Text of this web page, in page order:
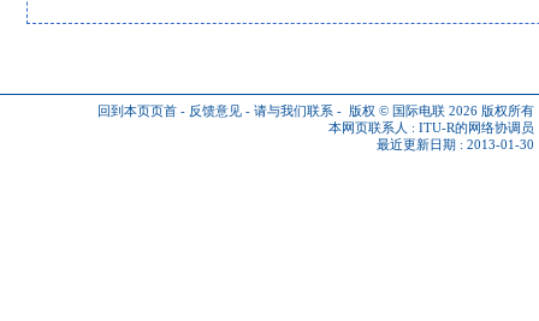
回到本页页首 - 反馈意见 - 请与我们联系 - 版权 © 国际电联 2026 版权所有
本网页联系人 : ITU-R的网络协调员
最近更新日期 : 2013-01-30